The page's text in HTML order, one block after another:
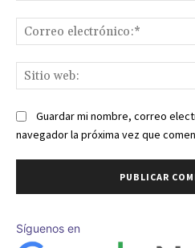
Guardar mi nombre, correo
navegador la próxima vez que
Síguenos en